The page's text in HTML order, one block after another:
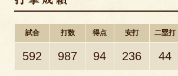
試合 打数 得点 安打 二塁打
592 987 94 236 44